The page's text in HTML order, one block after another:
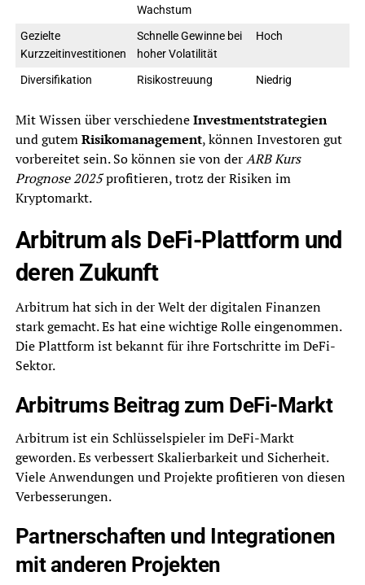
Wachstum
Gezielte
Kurzzeitinvestitionen
Schnelle Gewinne bei
hoher Volatilität
Hoch
Diversifikation Risikostreuung Niedrig
Mit Wissen über verschiedeneInvestmentstrategien
und gutemRisikomanagement, können Investoren gut
vorbereitet sein. So können sie von derARB Kurs
Prognose 2025profitieren, trotz der Risiken im
Kryptomarkt.
Arbitrum als DeFi-Plattform und
deren Zukunft
Arbitrum hat sich in der Welt der digitalen Finanzen
stark gemacht. Es hat eine wichtige Rolle eingenommen.
Die Plattform ist bekannt für ihre Fortschritte im DeFi-
Sektor.
Arbitrums Beitrag zum DeFi-Markt
Arbitrum ist ein Schlüsselspieler im DeFi-Markt
geworden. Es verbessert Skalierbarkeit und Sicherheit.
Viele Anwendungen und Projekte profitieren von diesen
Verbesserungen.
Partnerschaften und Integrationen
mit anderen Projekten